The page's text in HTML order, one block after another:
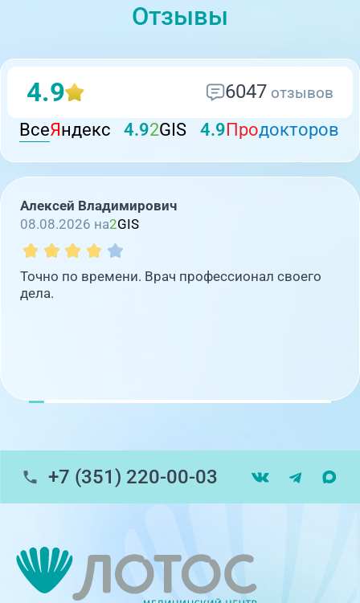
Отзывы
4.9 6047 отзывов
ВсеЯндекс 4.92GIS 4.9Продокторов
Алексей Владимирович
08.08.2026 на2GIS
Точно по времени. Врач профессионал своего
дела.
+7 (351) 220-00-03